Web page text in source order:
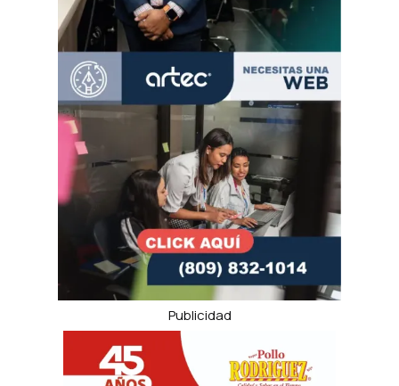
Publicidad